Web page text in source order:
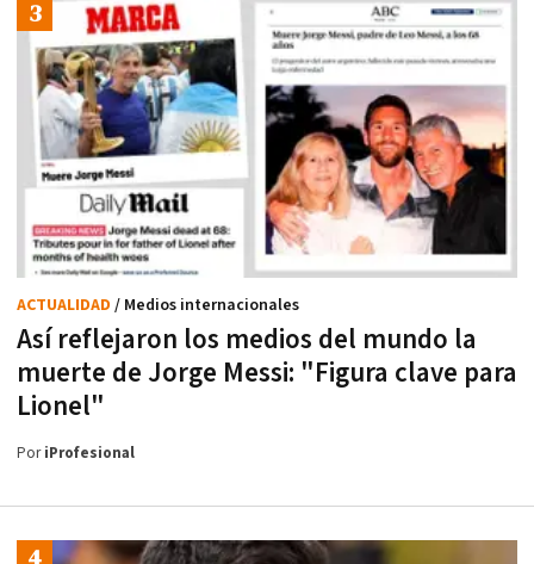
Así reflejaron los medios del mundo la
muerte de Jorge Messi: "Figura clave para
Lionel"
ACTUALIDAD / Medios internacionales
PoriProfesional